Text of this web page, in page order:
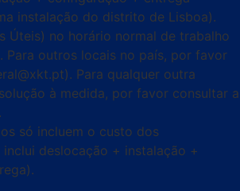
instalação do distrito de Lisboa).
Úteis) no horário normal de trabalho
Para outros locais no país, por favor
Para qualquer outra
à medida, por favor consultar a
só incluem o custo dos
deslocação + instalação +